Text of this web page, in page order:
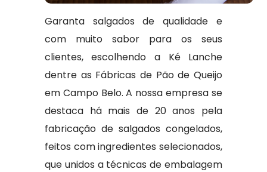
Garanta salgados de qualidade e
com muito sabor para os seus
clientes, escolhendo a Ké Lanche
dentre as Fábricas de Pão de Queijo
em Campo Belo. A nossa empresa se
destaca há mais de 20 anos pela
fabricação de salgados congelados,
feitos com ingredientes selecionados,
que unidos a técnicas de embalagem